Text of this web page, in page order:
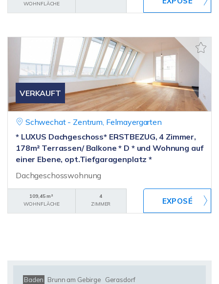
WOHNFLÄCHE
VERKAUFT
Schwechat - Zentrum, Felmayergarten
* LUXUS Dachgeschoss* ERSTBEZUG, 4 Zimmer,
178m² Terrassen/ Balkone * D * und Wohnung auf
einer Ebene, opt.Tiefgaragenplatz *
Dachgeschosswohnung
109,45 m²
WOHNFLÄCHE
4
ZIMMER
Baden Brunn am Gebirge
Gerasdorf